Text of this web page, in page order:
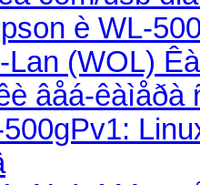
è WL-
Lan (WOL)
âåá-êàìåðà